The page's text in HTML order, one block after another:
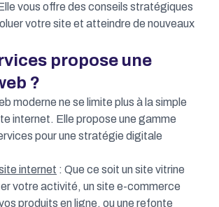
vous offre des conseils stratégiques
votre site et atteindre de nouveaux
propose une
?
moderne ne se limite plus à la simple
internet. Elle propose une gamme
pour une stratégie digitale
internet : Que ce soit un site vitrine
votre activité, un site e-commerce
produits en ligne, ou une refonte